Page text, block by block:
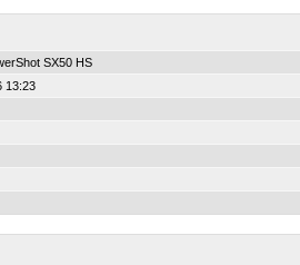
SX50 HS
13:23